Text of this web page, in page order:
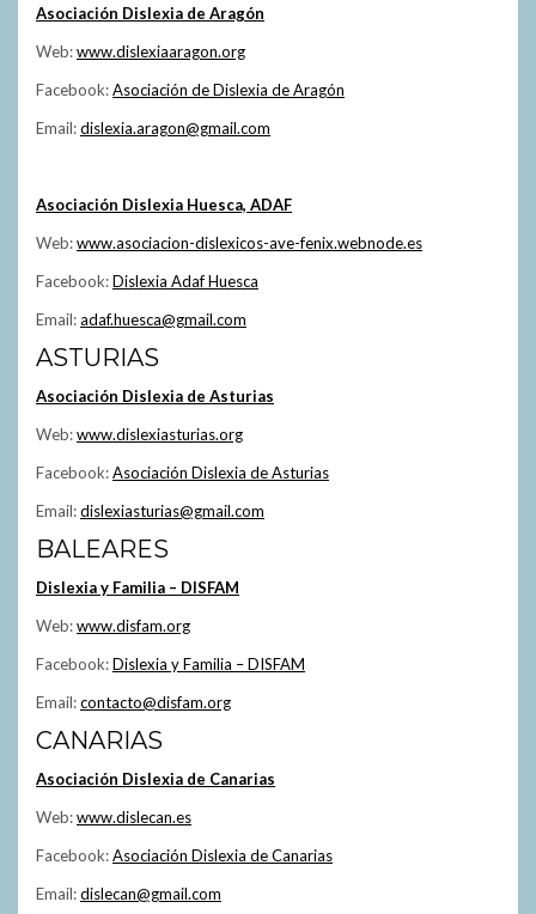
Asociación Dislexia de Aragón
Web:www.dislexiaaragon.org
Facebook:Asociación de Dislexia de Aragón
Email:dislexia.aragon@gmail.com
Asociación Dislexia Huesca, ADAF
Web:www.asociacion-dislexicos-ave-fenix.webnode.es
Facebook:Dislexia Adaf Huesca
Email:adaf.huesca@gmail.com
ASTURIAS
Asociación Dislexia de Asturias
Web:www.dislexiasturias.org
Facebook:Asociación Dislexia de Asturias
Email:dislexiasturias@gmail.com
BALEARES
Dislexia y Familia – DISFAM
Web:www.disfam.org
Facebook:Dislexia y Familia – DISFAM
Email:contacto@disfam.org
CANARIAS
Asociación Dislexia de Canarias
Web:www.dislecan.es
Facebook:Asociación Dislexia de Canarias
Email:dislecan@gmail.com